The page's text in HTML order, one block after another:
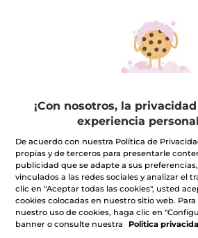
100%extractos
vegetales
60
Ver más
¡Con nosotros, la
experiencia
De acuerdo con nuestra Política de
propias y de terceros para presentarle
publicidad que se adapte a sus
vinculados a las redes sociales y analizar el
clic en "Aceptar todas las cookies", usted
cookies colocadas en nuestro sitio web.
nuestro uso de cookies, haga clic en
banner o consulte nuestra
Politica